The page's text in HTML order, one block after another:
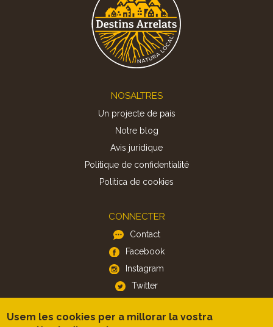
NOSALTRES
Un projecte de país
Notre blog
Avis juridique
Politique de confidentialité
Politica de cookies
CONNECTER
Contact
Facebook
Instagram
Twitter
APP
Usem les cookies per a millorar la vostra